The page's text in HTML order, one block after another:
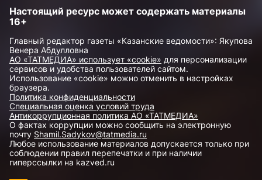
Настоящий ресурс может содержать материалы
16+
Главный редактор газеты «Казанские ведомости»: Якупова
Венера Абдулловна
АО «ТАТМЕДИА» использует «cookie» для персонализации
сервисов и удобства пользователей сайтом.
Использование «cookie» можно отменить в настройках
браузера.
Политика конфиденциальности
Специальная оценка условий труда
Антикоррупционная политика АО «ТАТМЕДИА»
О фактах коррупции можно сообщить на электронную
почту Shamil.Sadykov@tatmedia.ru
Любое использование материалов допускается только при
соблюдении правил перепечатки и при наличии
гиперссылки на kazved.ru